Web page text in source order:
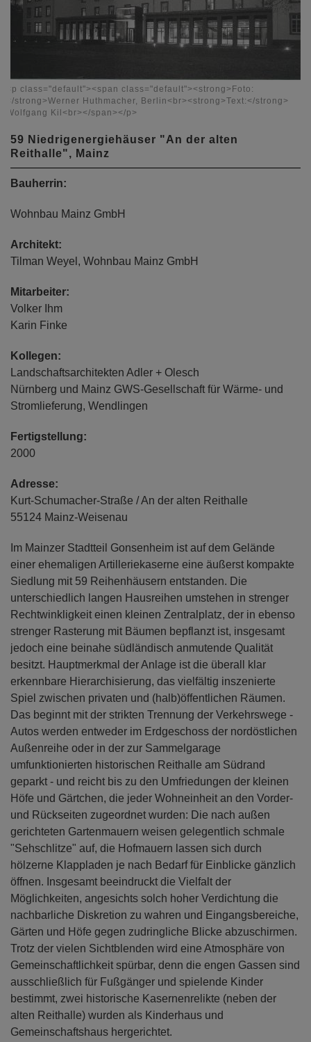
<p class="default"><span class="default"><strong>Foto:
</strong>Werner Huthmacher, Berlin<br><strong>Text:</strong>
Wolfgang Kil<br></span></p>
59 Niedrigenergiehäuser "An der alten
Reithalle", Mainz
Bauherrin:
Wohnbau Mainz GmbH
Architekt:
Tilman Weyel, Wohnbau Mainz GmbH
Mitarbeiter:
Volker Ihm
Karin Finke
Kollegen:
Landschaftsarchitekten Adler + Olesch
Nürnberg und Mainz GWS-Gesellschaft für Wärme- und
Stromlieferung, Wendlingen
Fertigstellung:
2000
Adresse:
Kurt-Schumacher-Straße / An der alten Reithalle
55124 Mainz-Weisenau
Im Mainzer Stadtteil Gonsenheim ist auf dem Gelände
einer ehemaligen Artilleriekaserne eine äußerst kompakte
Siedlung mit 59 Reihenhäusern entstanden. Die
unterschiedlich langen Hausreihen umstehen in strenger
Rechtwinkligkeit einen kleinen Zentralplatz, der in ebenso
strenger Rasterung mit Bäumen bepflanzt ist, insgesamt
jedoch eine beinahe südländisch anmutende Qualität
besitzt. Hauptmerkmal der Anlage ist die überall klar
erkennbare Hierarchisierung, das vielfältig inszenierte
Spiel zwischen privaten und (halb)öffentlichen Räumen.
Das beginnt mit der strikten Trennung der Verkehrswege -
Autos werden entweder im Erdgeschoss der nordöstlichen
Außenreihe oder in der zur Sammelgarage
umfunktionierten historischen Reithalle am Südrand
geparkt - und reicht bis zu den Umfriedungen der kleinen
Höfe und Gärtchen, die jeder Wohneinheit an den Vorder-
und Rückseiten zugeordnet wurden: Die nach außen
gerichteten Gartenmauern weisen gelegentlich schmale
"Sehschlitze" auf, die Hofmauern lassen sich durch
hölzerne Klappladen je nach Bedarf für Einblicke gänzlich
öffnen. Insgesamt beeindruckt die Vielfalt der
Möglichkeiten, angesichts solch hoher Verdichtung die
nachbarliche Diskretion zu wahren und Eingangsbereiche,
Gärten und Höfe gegen zudringliche Blicke abzuschirmen.
Trotz der vielen Sichtblenden wird eine Atmosphäre von
Gemeinschaftlichkeit spürbar, denn die engen Gassen sind
ausschließlich für Fußgänger und spielende Kinder
bestimmt, zwei historische Kasernenrelikte (neben der
alten Reithalle) wurden als Kinderhaus und
Gemeinschaftshaus hergerichtet.